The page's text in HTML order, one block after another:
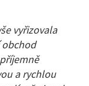
vyřizovala
a rychlou